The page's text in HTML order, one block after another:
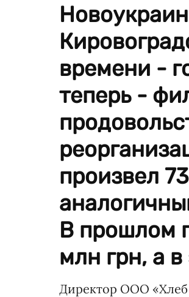
времени -
теперь -
произвел
В прошлом
млн грн, а
Директор ООО «Хлеб